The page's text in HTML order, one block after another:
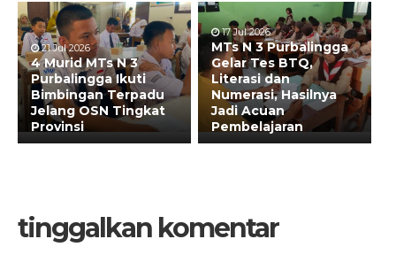
21 Jul 2026
4 Murid MTs N 3
Purbalingga Ikuti
Bimbingan Terpadu
Jelang OSN Tingkat
Provinsi
17 Jul 2026
MTs N 3 Purbalingga
Gelar Tes BTQ,
Literasi dan
Numerasi, Hasilnya
Jadi Acuan
Pembelajaran
tinggalkan komentar